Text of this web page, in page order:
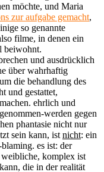
möchte, und Maria
zur aufgabe gemacht,
so genannte
filme, in denen ein
beiwohnt.
und ausdrücklich
über wahrhaftig
die behandlung des
und gestattet,
ehrlich und
werden gegen
phantasie nicht nur
sein kann, ist nicht: ein
es ist: der
weibliche, komplex ist
die in der realität